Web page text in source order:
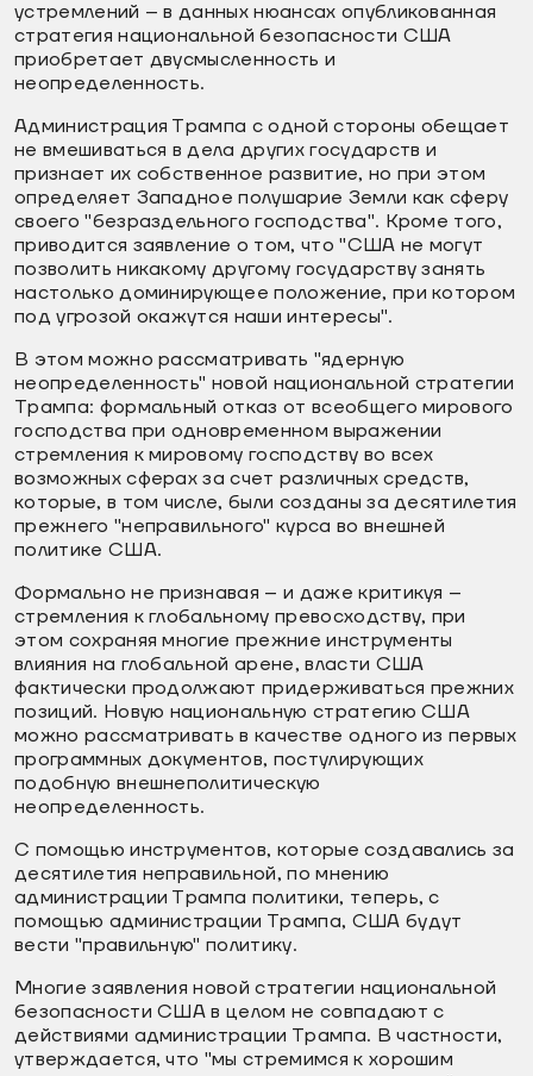
устремлений – в данных нюансах опубликованная
стратегия национальной безопасности США
приобретает двусмысленность и
неопределенность.
Администрация Трампа с одной стороны обещает
не вмешиваться в дела других государств и
признает их собственное развитие, но при этом
определяет Западное полушарие Земли как сферу
своего "безраздельного господства". Кроме того,
приводится заявление о том, что "США не могут
позволить никакому другому государству занять
настолько доминирующее положение, при котором
под угрозой окажутся наши интересы".
В этом можно рассматривать "ядерную
неопределенность" новой национальной стратегии
Трампа: формальный отказ от всеобщего мирового
господства при одновременном выражении
стремления к мировому господству во всех
возможных сферах за счет различных средств,
которые, в том числе, были созданы за десятилетия
прежнего "неправильного" курса во внешней
политике США.
Формально не признавая – и даже критикуя –
стремления к глобальному превосходству, при
этом сохраняя многие прежние инструменты
влияния на глобальной арене, власти США
фактически продолжают придерживаться прежних
позиций. Новую национальную стратегию США
можно рассматривать в качестве одного из первых
программных документов, постулирующих
подобную внешнеполитическую
неопределенность.
С помощью инструментов, которые создавались за
десятилетия неправильной, по мнению
администрации Трампа политики, теперь, с
помощью администрации Трампа, США будут
вести "правильную" политику.
Многие заявления новой стратегии национальной
безопасности США в целом не совпадают с
действиями администрации Трампа. В частности,
утверждается, что "мы стремимся к хорошим